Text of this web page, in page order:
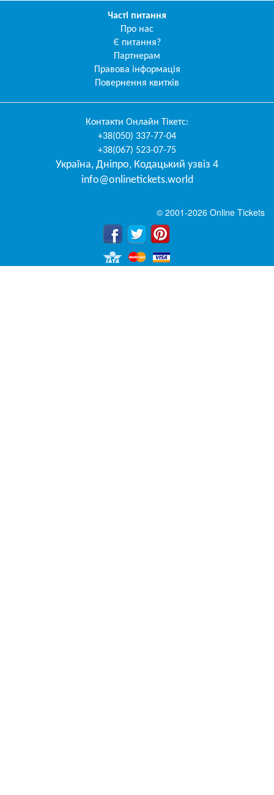
Часті питання
Про нас
Є питання?
Партнерам
Правова інформація
Повернення квитків
Контакти Онлайн Тікетс:
+38(050) 337-77-04
+38(067) 523-07-75
Україна, Дніпро, Кодацький узвіз 4
info@onlinetickets.world
© 2001-2026 Online Tickets